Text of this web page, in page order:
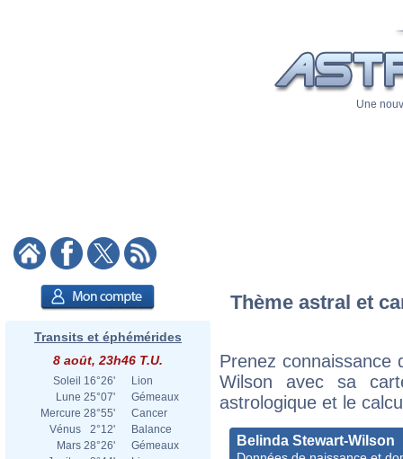
Une
Transits et éphémérides
8 août, 23h46 T.U.
Soleil 16°26'
Lion
Lune 25°07'
Gémeaux
Mercure 28°55'
Cancer
Vénus
2°12'
Balance
Mars 28°26'
Gémeaux
Thème astral et
Prenez connaissance
Wilson avec sa
astrologique et le
Belinda Stewart-Wilson